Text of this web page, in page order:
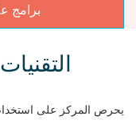
برامج
يحرص المركز على استخدام